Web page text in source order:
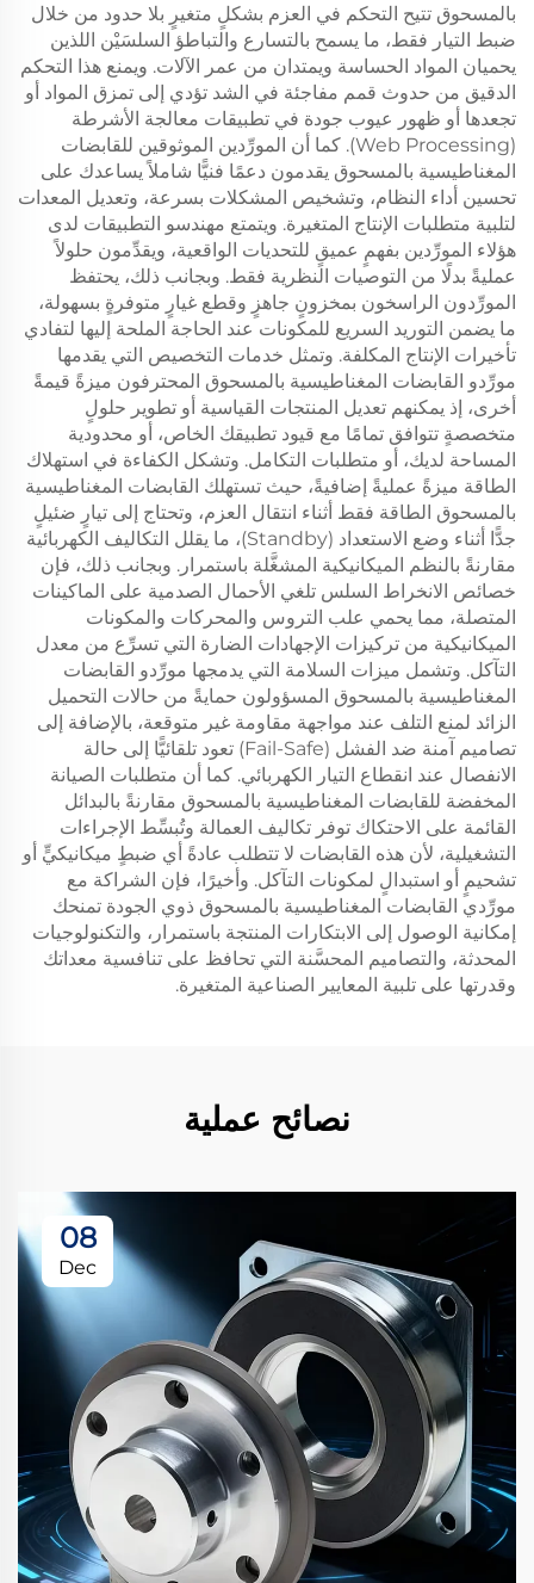
بالمسحوق تتيح التحكم في العزم بشكلٍ متغيرٍ بلا حدود من خلال
ضبط التيار فقط، ما يسمح بالتسارع والتباطؤ السلسَيْن اللذين
يحميان المواد الحساسة ويمتدان من عمر الآلات. ويمنع هذا التحكم
الدقيق من حدوث قمم مفاجئة في الشد تؤدي إلى تمزق المواد أو
تجعدها أو ظهور عيوب جودة في تطبيقات معالجة الأشرطة
(Web Processing). كما أن المورِّدين الموثوقين للقابضات
المغناطيسية بالمسحوق يقدمون دعمًا فنيًّا شاملاً يساعدك على
تحسين أداء النظام، وتشخيص المشكلات بسرعة، وتعديل المعدات
لتلبية متطلبات الإنتاج المتغيرة. ويتمتع مهندسو التطبيقات لدى
هؤلاء المورِّدين بفهمٍ عميقٍ للتحديات الواقعية، ويقدِّمون حلولاً
عمليةً بدلًا من التوصيات النظرية فقط. وبجانب ذلك، يحتفظ
المورِّدون الراسخون بمخزونٍ جاهزٍ وقطع غيارٍ متوفرةٍ بسهولة،
ما يضمن التوريد السريع للمكونات عند الحاجة الملحة إليها لتفادي
تأخيرات الإنتاج المكلفة. وتمثل خدمات التخصيص التي يقدمها
مورِّدو القابضات المغناطيسية بالمسحوق المحترفون ميزةً قيمةً
أخرى، إذ يمكنهم تعديل المنتجات القياسية أو تطوير حلولٍ
متخصصةٍ تتوافق تمامًا مع قيود تطبيقك الخاص، أو محدودية
المساحة لديك، أو متطلبات التكامل. وتشكل الكفاءة في استهلاك
الطاقة ميزةً عمليةً إضافيةً، حيث تستهلك القابضات المغناطيسية
بالمسحوق الطاقة فقط أثناء انتقال العزم، وتحتاج إلى تيارٍ ضئيلٍ
جدًّا أثناء وضع الاستعداد (Standby)، ما يقلل التكاليف الكهربائية
مقارنةً بالنظم الميكانيكية المشغَّلة باستمرار. وبجانب ذلك، فإن
خصائص الانخراط السلس تلغي الأحمال الصدمية على الماكينات
المتصلة، مما يحمي علب التروس والمحركات والمكونات
الميكانيكية من تركيزات الإجهادات الضارة التي تسرِّع من معدل
التآكل. وتشمل ميزات السلامة التي يدمجها مورِّدو القابضات
المغناطيسية بالمسحوق المسؤولون حمايةً من حالات التحميل
الزائد لمنع التلف عند مواجهة مقاومة غير متوقعة، بالإضافة إلى
تصاميم آمنة ضد الفشل (Fail-Safe) تعود تلقائيًّا إلى حالة
الانفصال عند انقطاع التيار الكهربائي. كما أن متطلبات الصيانة
المخفضة للقابضات المغناطيسية بالمسحوق مقارنةً بالبدائل
القائمة على الاحتكاك توفر تكاليف العمالة وتُبسِّط الإجراءات
التشغيلية، لأن هذه القابضات لا تتطلب عادةً أي ضبطٍ ميكانيكيٍّ أو
تشحيمٍ أو استبدالٍ لمكونات التآكل. وأخيرًا، فإن الشراكة مع
مورِّدي القابضات المغناطيسية بالمسحوق ذوي الجودة تمنحك
إمكانية الوصول إلى الابتكارات المنتجة باستمرار، والتكنولوجيات
المحدثة، والتصاميم المحسَّنة التي تحافظ على تنافسية معداتك
وقدرتها على تلبية المعايير الصناعية المتغيرة.
نصائح عملية
08
Dec